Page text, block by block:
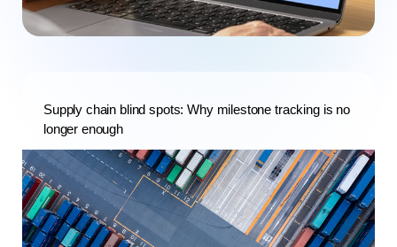
Supply chain blind spots: Why milestone tracking is no
longer enough